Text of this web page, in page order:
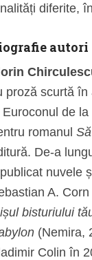
diferite,
autori
proză scurtă
Euroconul de
romanul
De-a
nuvele
A.
bisturiului
(Nemira,
Colin în